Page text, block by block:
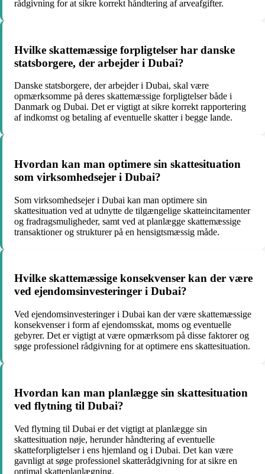
rådgivning for at sikre korrekt håndtering af arveafgifter.
Hvilke skattemæssige forpligtelser har danske
statsborgere, der arbejder i Dubai?
Danske statsborgere, der arbejder i Dubai, skal være
opmærksomme på deres skattemæssige forpligtelser både i
Danmark og Dubai. Det er vigtigt at sikre korrekt rapportering
af indkomst og betaling af eventuelle skatter i begge lande.
Hvordan kan man optimere sin skattesituation
som virksomhedsejer i Dubai?
Som virksomhedsejer i Dubai kan man optimere sin
skattesituation ved at udnytte de tilgængelige skatteincitamenter
og fradragsmuligheder, samt ved at planlægge skattemæssige
transaktioner og strukturer på en hensigtsmæssig måde.
Hvilke skattemæssige konsekvenser kan der være
ved ejendomsinvesteringer i Dubai?
Ved ejendomsinvesteringer i Dubai kan der være skattemæssige
konsekvenser i form af ejendomsskat, moms og eventuelle
gebyrer. Det er vigtigt at være opmærksom på disse faktorer og
søge professionel rådgivning for at optimere ens skattesituation.
Hvordan kan man planlægge sin skattesituation
ved flytning til Dubai?
Ved flytning til Dubai er det vigtigt at planlægge sin
skattesituation nøje, herunder håndtering af eventuelle
skatteforpligtelser i ens hjemland og i Dubai. Det kan være
gavnligt at søge professionel skatterådgivning for at sikre en
optimal skatteplanlægning.